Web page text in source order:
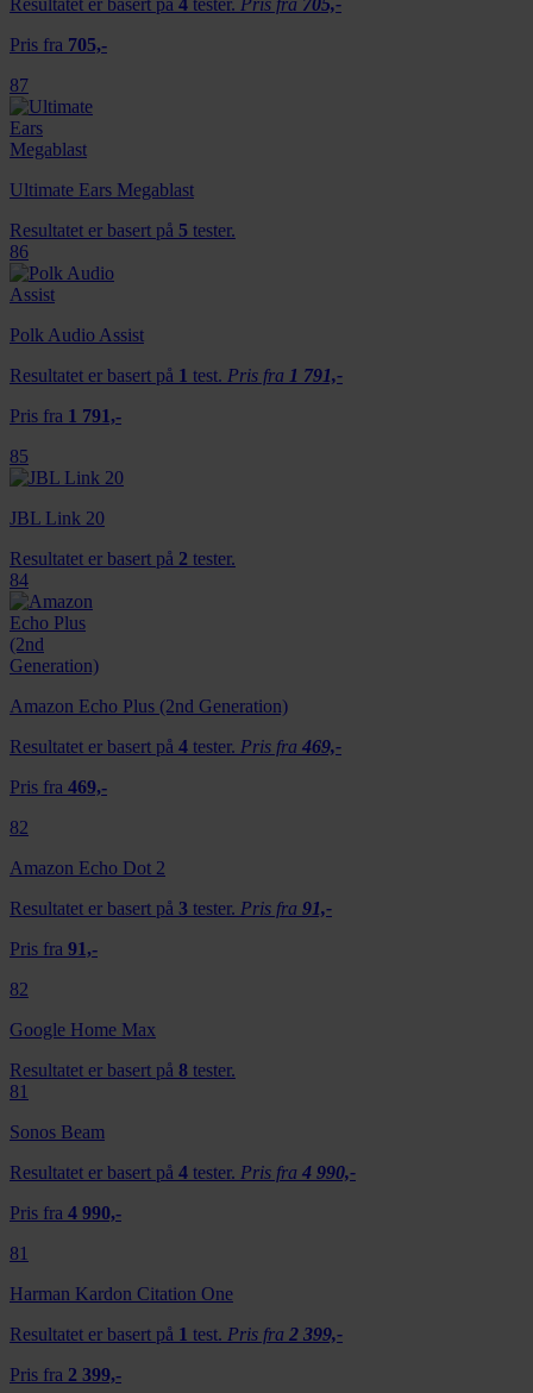
Pris fra 705,-
87
Ultimate Ears Megablast
Resultatet er basert på 5 tester.
86
Polk Audio Assist
Resultatet er basert på 1 test. Pris fra 1 791,-
Pris fra 1 791,-
85
JBL Link 20
Resultatet er basert på 2 tester.
84
Amazon Echo Plus (2nd Generation)
Resultatet er basert på 4 tester. Pris fra 469,-
Pris fra 469,-
82
Amazon Echo Dot 2
Resultatet er basert på 3 tester. Pris fra 91,-
Pris fra 91,-
82
Google Home Max
Resultatet er basert på 8 tester.
81
Sonos Beam
Resultatet er basert på 4 tester. Pris fra 4 990,-
Pris fra 4 990,-
81
Harman Kardon Citation One
Resultatet er basert på 1 test. Pris fra 2 399,-
Pris fra 2 399,-